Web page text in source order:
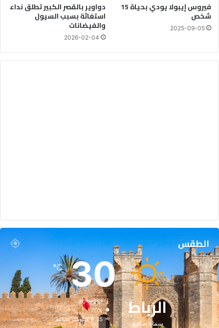
فيروس إيبولا يودي بحياة 15
شخص
2025-09-05
دواوير بالقصر الكبير تطلق نداء
استغاثة بسبب السيول
والفيضانات
2026-02-04
الطقس
الرباط
سماء صافية
30
℃
30º - 25º
70%
4.35 كيلومتر/ساعة